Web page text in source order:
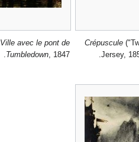
Crépuscule
Jersey,
Ville avec le pont de
Tumbledown , 1847.